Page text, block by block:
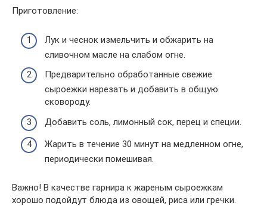
Приготовление:
Лук и чеснок измельчить и обжарить на
сливочном масле на слабом огне.
Предварительно обработанные свежие
сыроежки нарезать и добавить в общую
сковороду.
Добавить соль, лимонный сок, перец и специи.
Жарить в течение 30 минут на медленном огне,
периодически помешивая.
Важно! В качестве гарнира к жареным сыроежкам
хорошо подойдут блюда из овощей, риса или гречки.